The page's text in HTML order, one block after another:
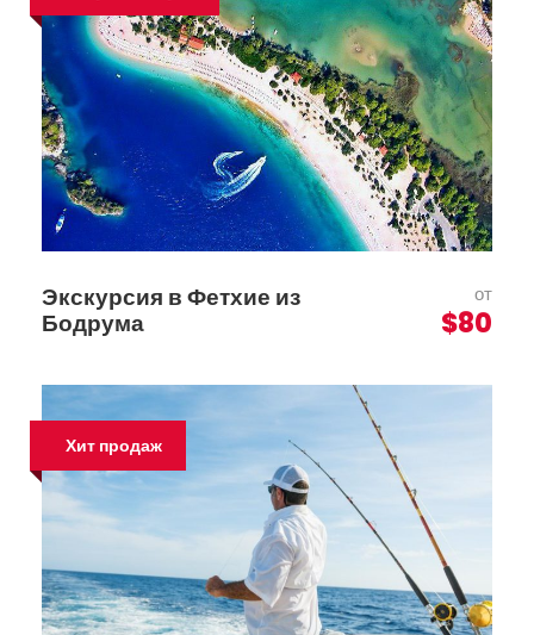
Экскурсия в Фетхие из
Бодрума
от
$80
Хит продаж